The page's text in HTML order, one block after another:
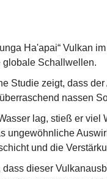
Ha'apai“ Vulkan
globale Schallwellen.
Studie zeigt, dass
nassen
lag, stieß er
ungewöhnliche
und die
dieser